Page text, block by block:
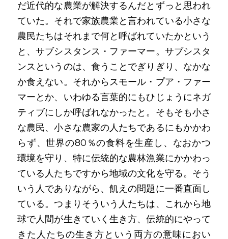
だ近代的な農業が解決するんだとずっと思われ
ていた。それで家族農業と言われている小さな
農民たちはそれまで何と呼ばれていたかという
と、サブシスタンス・ファーマー。サブシスタ
ンスというのは、食うことでぎりぎり、なかな
か食えない。それからスモール・プア・ファー
マーとか、いわゆる言葉的にもひじょうにネガ
ティブにしか呼ばれなかったと。そもそも小さ
な農民、小さな農家の人たちであるにもかかわ
らず、世界の80％の食料を生産し、なおかつ
環境を守り、特に伝統的な農林漁業にかかわっ
ている人たちですから地域の文化を守る。そう
いう人でありながら、飢えの問題に一番直面し
ている。つまりそういう人たちは、これから地
球で人間が生きていく生き方、伝統的にやって
きた人たちの生き方という両方の意味におい